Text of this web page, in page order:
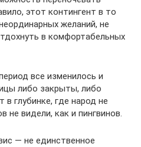
этот контингент в то
желаний, не
в комфортабельных
все изменилось и
либо закрыты, либо
глубинке, где народ не
не видели, как и пингвинов.
— не единственное